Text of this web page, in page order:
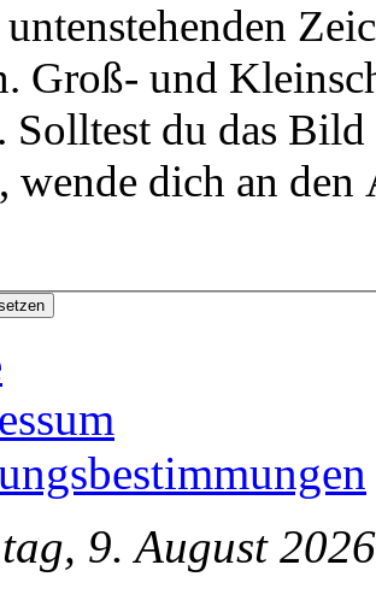
Groß- und
Solltest du das
wende dich an
9. August